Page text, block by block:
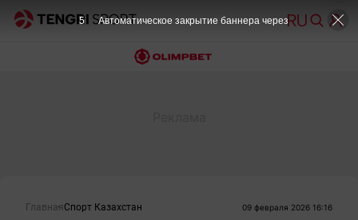
Главная Спорт Казахстан 09 февраля 2026 16:16
5 Автоматическое закрытие баннера через